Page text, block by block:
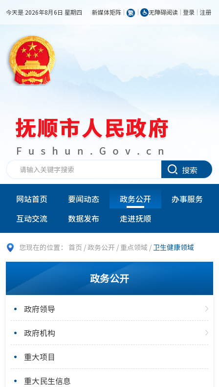
今天是 2026年8月6日 星期四 新媒体矩阵 无障碍阅读 登录 注册
搜索
网站首页 要闻动态 政务公开
办事服务
互动交流
数据发布 走进抚顺
您现在的位置： 首页 /政务公开 / 重点领域 / 卫生健康领域
政务公开
政府领导
政府机构
重大项目
重大民生信息